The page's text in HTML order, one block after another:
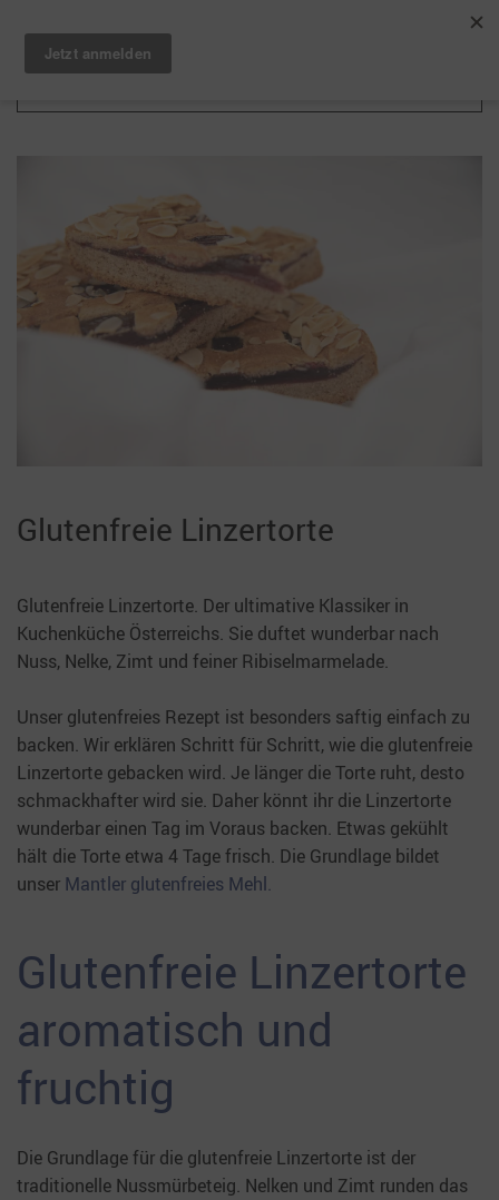
Zum Hauptinhalt springen
Glutenfreie Linzertorte
Glutenfreie Linzertorte. Der ultimative Klassiker in
Kuchenküche Österreichs. Sie duftet wunderbar nach
Nuss, Nelke, Zimt und feiner Ribiselmarmelade.
Unser glutenfreies Rezept ist besonders saftig einfach zu
backen. Wir erklären Schritt für Schritt, wie die glutenfreie
Linzertorte gebacken wird. Je länger die Torte ruht, desto
schmackhafter wird sie. Daher könnt ihr die Linzertorte
wunderbar einen Tag im Voraus backen. Etwas gekühlt
hält die Torte etwa 4 Tage frisch. Die Grundlage bildet
unser Mantler glutenfreies Mehl.
Glutenfreie Linzertorte
aromatisch und
fruchtig
Die Grundlage für die glutenfreie Linzertorte ist der
traditionelle Nussmürbeteig. Nelken und Zimt runden das